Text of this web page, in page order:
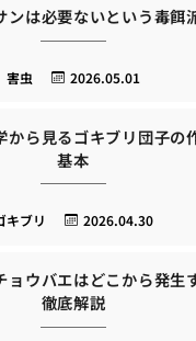
ンは必要ないという毒餌
2026.05.01
害虫
から見るゴキブリ団子の
基本
2026.04.30
キブリ
ョウバエはどこから発生
徹底解説